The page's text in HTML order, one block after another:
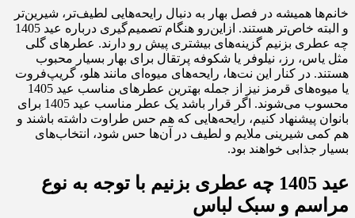
خانم‌ها همیشه در فصل بهار به دنبال رایحه‌هایی لطیف‌تر، شیرین‌تر
و البته خاص‌تر هستند. ازاین‌رو هنگام تصمیم‌گیری درباره عید 1405
چه عطری بزنیم گزینه‌های بیشتری پیش رو دارند. عطرهای گلی
مثل یاس، رز، نیلوفر یا شکوفه پرتقال برای بهار بسیار محبوب
هستند. در کنار این نت‌ها، رایحه‌های میوه‌ای مانند هلو، گریپ‌فروت
یا میوه‌های قرمز نیز از جمله بهترین عطرهای مناسب عید 1405
محسوب می‌شوند. اگر قرار باشد یک عطر مناسب عید 1405 برای
بانوان پیشنهاد کنیم، رایحه‌هایی که هم حس طراوت داشته باشند و
هم کمی شیرینی ملایم و لطیف در آن‌ها حس شود، انتخاب‌های
بسیار جذابی خواهند بود.
عید 1405 چه عطری بزنیم با توجه به نوع
مراسم و سبک لباس